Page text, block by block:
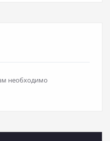
необходимо